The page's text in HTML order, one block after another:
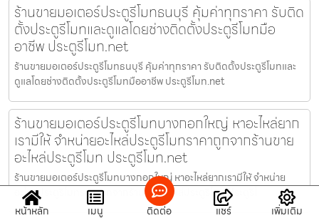
ร้านขายมอเตอร์ประตูรีโมทธนบุรี คุ้มค่าทุกราคา รับติด
ตั้งประตูรีโมทและดูแลโดยช่างติดตั้งประตูรีโมทมือ
อาชีพ ประตูรีโมท.net
ร้านขายมอเตอร์ประตูรีโมทธนบุรี คุ้มค่าทุกราคา รับติดตั้งประตูรีโมทและ
ดูแลโดยช่างติดตั้งประตูรีโมทมืออาชีพ ประตูรีโมท.net
ร้านขายมอเตอร์ประตูรีโมทบางกอกใหญ่ หาอะไหล่ยาก
เรามีให้ จำหน่ายอะไหล่ประตูรีโมทราคาถูกจากร้านขาย
อะไหล่ประตูรีโมท ประตูรีโมท.net
ร้านขายมอเตอร์ประตูรีโมทบางกอกใหญ่ หาอะไหล่ยากเรามีให้ จำหน่าย
อะไหล่ประตูรีโมทราคาถูกจากร้านขายอะไหล่ประตูรีโมท ประตูรีโ
หน้าหลัก
เมนู ติดต่อ แชร์ เพิ่มเติม